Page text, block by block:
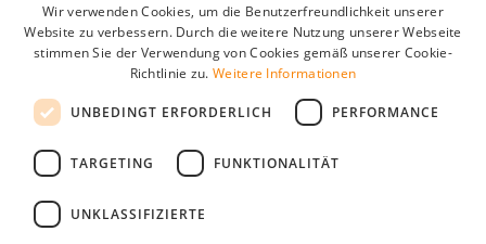
E-Mail*
Passwort
Angemeldet bleiben
Passwort vergessen?
Kostenloses Unternehmensprofil
Wenn Sie sich registriert haben, können Sie ein Unternehmensprofil
Wir verwenden Cookies, um die Benutzerfreundlichkeit unserer
Website zu verbessern. Durch die weitere Nutzung unserer Webseite
stimmen Sie der Verwendung von Cookies gemäß unserer Cookie-
Richtlinie zu. Weitere Informationen
UNBEDINGT ERFORDERLICH PERFORMANCE
TARGETING FUNKTIONALITÄT
UNKLASSIFIZIERTE